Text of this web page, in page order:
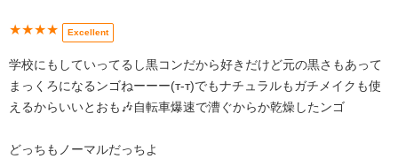
★★★★ Excellent
学校にもしていってるし黒コンだから好きだけど元の黒さもあって
まっくろになるンゴねーーー(т-т)でもナチュラルもガチメイクも使
えるからいいとおも🎶自転車爆速で漕ぐからか乾燥したンゴ
どっちもノーマルだっちよ